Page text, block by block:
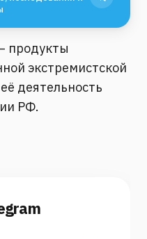
продукты
экстремистской
деятельность
РФ.